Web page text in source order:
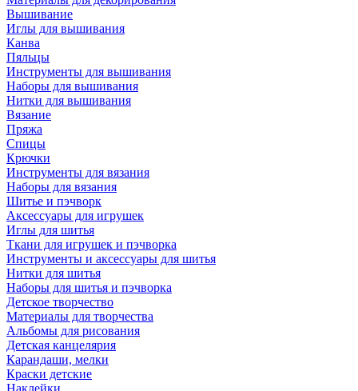
Вышивание
Иглы для вышивания
Канва
Пяльцы
Инструменты для вышивания
Наборы для вышивания
Нитки для вышивания
Вязание
Пряжа
Спицы
Крючки
Инструменты для вязания
Наборы для вязания
Шитье и пэчворк
Аксессуары для игрушек
Иглы для шитья
Ткани для игрушек и пэчворка
Инструменты и аксессуары для шитья
Нитки для шитья
Наборы для шитья и пэчворка
Детское творчество
Материалы для творчества
Альбомы для рисования
Детская канцелярия
Карандаши, мелки
Краски детские
Наклейки